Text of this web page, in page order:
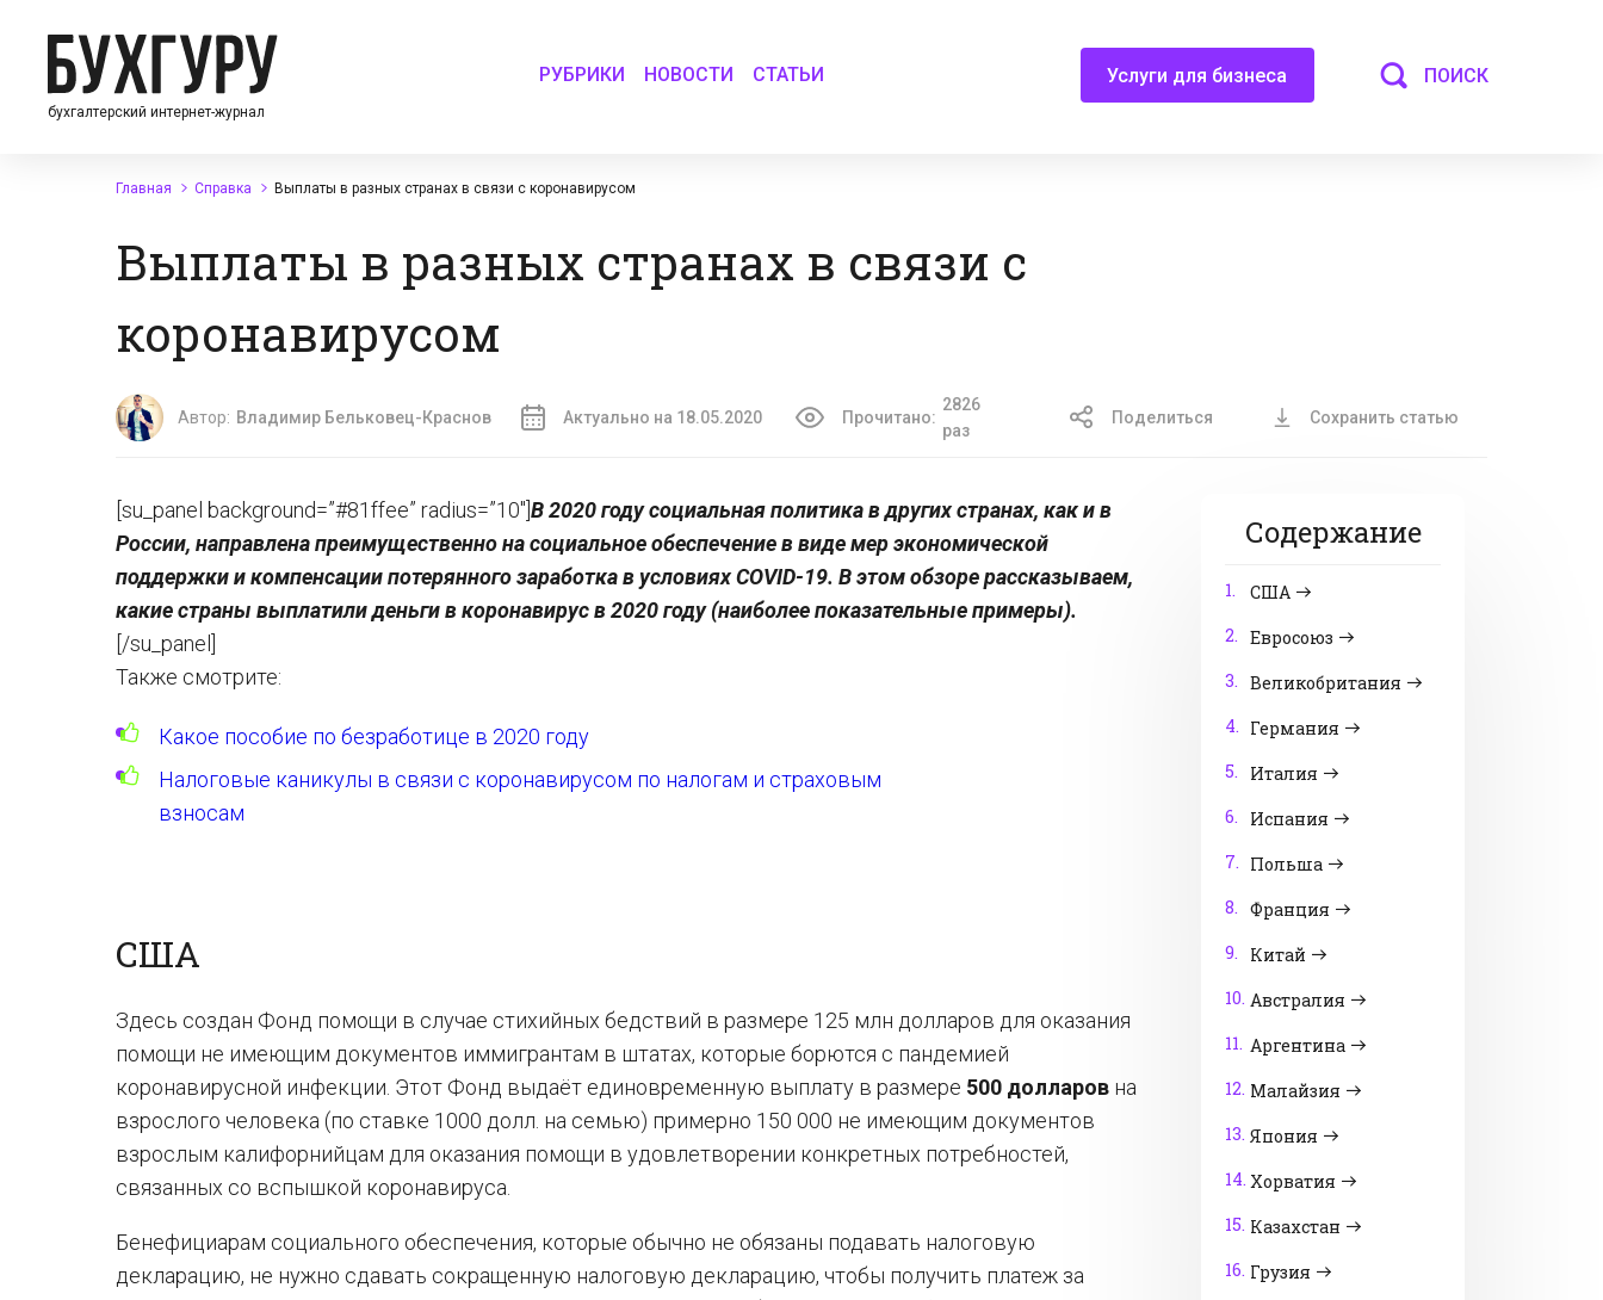
бухгалтерский интернет-журнал
РУБРИКИ НОВОСТИ СТАТЬИ Услуги для бизнеса ПОИСК
Главная Справка Выплаты в разных странах в связи с коронавирусом
Выплаты в разных странах в связи с
коронавирусом
Автор: Владимир Бельковец-Краснов Актуально на 18.05.2020 Прочитано:
2826
раз
Поделиться Сохранить статью
Содержание
1.
США
2. Евросоюз
3. Великобритания
4. Германия
5.
Италия
6.
Испания
7. Польша
8. Франция
9.
Китай
10. Австралия
11. Аргентина
12. Малайзия
13. Япония
14. Хорватия
15. Казахстан
16. Грузия
[su_panel background=”#81ffee” radius=”10″] В 2020 году социальная политика в других странах, как и в
России, направлена преимущественно на социальное обеспечение в виде мер экономической
поддержки и компенсации потерянного заработка в условиях COVID-19. В этом обзоре рассказываем,
какие страны выплатили деньги в коронавирус в 2020 году (наиболее показательные примеры).
[/su_panel]
Также смотрите:
Какое пособие по безработице в 2020 году
Налоговые каникулы в связи с коронавирусом по налогам и страховым
взносам
США
Здесь создан Фонд помощи в случае стихийных бедствий в размере 125 млн долларов для оказания
помощи не имеющим документов иммигрантам в штатах, которые борются с пандемией
коронавирусной инфекции. Этот Фонд выдаёт единовременную выплату в размере 500 долларов на
взрослого человека (по ставке 1000 долл. на семью) примерно 150 000 не имеющим документов
взрослым калифорнийцам для оказания помощи в удовлетворении конкретных потребностей,
связанных со вспышкой коронавируса.
Бенефициарам социального обеспечения, которые обычно не обязаны подавать налоговую
декларацию, не нужно сдавать сокращенную налоговую декларацию, чтобы получить платеж за